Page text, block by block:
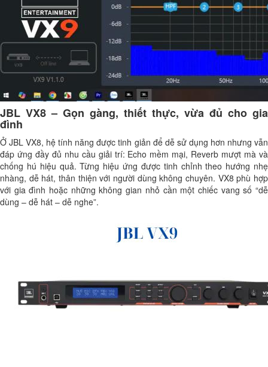
JBL VX8 – Gọn gàng, thiết thực, vừa đủ cho gia
đình
Ở JBL VX8, hệ tính năng được tinh giản để dễ sử dụng hơn nhưng vẫn
đáp ứng đầy đủ nhu cầu giải trí: Echo mềm mại, Reverb mượt mà và
chống hú hiệu quả. Từng hiệu ứng được tinh chỉnh theo hướng nhẹ
nhàng, dễ hát, thân thiện với người dùng không chuyên. VX8 phù hợp
với gia đình hoặc những không gian nhỏ cần một chiếc vang số “dễ
dùng – dễ hát – dễ nghe”.